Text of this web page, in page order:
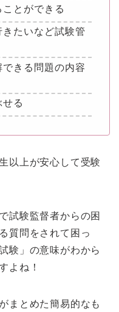
とができる
たいなど試験管
きる問題の内容
る
以上が安心して受験
で試験監督者からの困
質問をされて困っ
験」の意味がわから
よね！
まとめた簡易的なも